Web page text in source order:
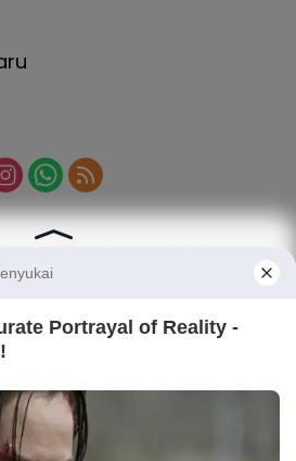
Kode Etik Jurnalistik (KEJ)
PT TOP MEDIA MANDIRI
MEDIA MANDIRI